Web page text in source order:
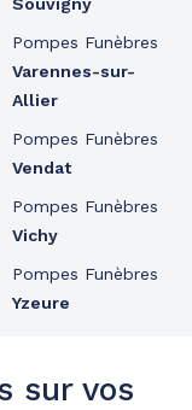
Pompes Funèbres
Varennes-sur-
Allier
Pompes Funèbres
Vendat
Pompes Funèbres
Vichy
Pompes Funèbres
Yzeure
sur vos